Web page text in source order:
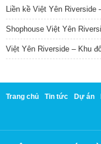
Liền kề Việt Yên Riverside
Shophouse Việt Yên
Việt Yên Riverside – Khu
Trang chủ Tin tức Dự án